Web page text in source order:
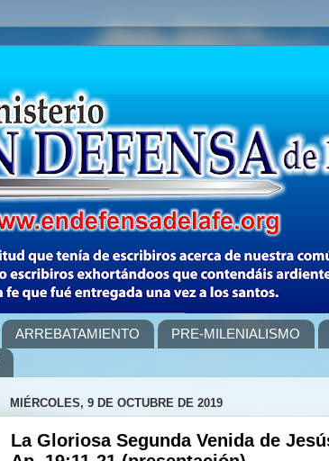
ARREBATAMIENTO PRE-MILENIALISMO
MIÉRCOLES, 9 DE OCTUBRE DE 2019
La Gloriosa Segunda Venida de